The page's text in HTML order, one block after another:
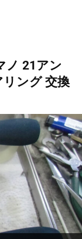
ノ 21アン
リング 交換